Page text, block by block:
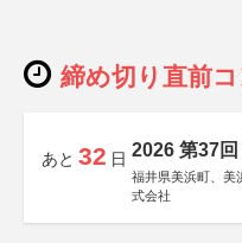
締め切り直前
あと 32 日 2026 第37
福井県美浜町、美
式会社